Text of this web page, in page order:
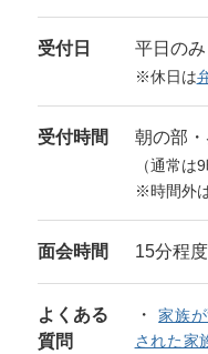
受付日 平日のみ
※休日は
受付時間 朝の部
（通常は
※時間外
面会時間 15分程度
よくある
質問
家族
された家